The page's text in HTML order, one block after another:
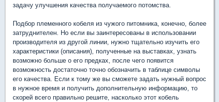
задачу улучшения качества получаемого потомства.
Подбор племенного кобеля из чужого питомника, конечно, более
затруднителен. Но если вы заинтересованы в использовании
производителя из другой линии, нужно тщательно изучить его
характеристики (описания), полученные на выставках, узнать
возможно больше о его предках, после чего появится
возможность достаточно точно обозначить в таблице символы
его качества. Если к тому же вы сможете задать нужный вопрос
в нужное время и получить дополнительную информацию, то
скорей всего правильно решите, насколько этот кобель